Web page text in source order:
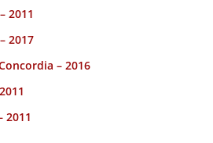
2011
2017
– 2016
2011